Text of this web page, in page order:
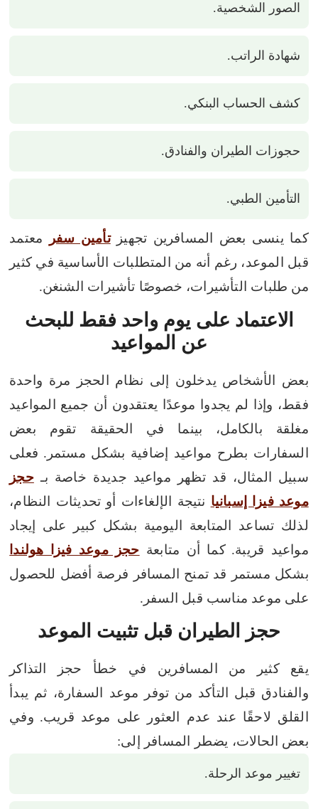
الصور الشخصية.
شهادة الراتب.
كشف الحساب البنكي.
حجوزات الطيران والفنادق.
التأمين الطبي.
كما ينسى بعض المسافرين تجهيزتأمين سفر
معتمد
قبل الموعد، رغم أنه من المتطلبات الأساسية في كثير
من طلبات التأشيرات، خصوصًا تأشيرات الشنغن.
الاعتماد على يوم واحد فقط للبحث
عن المواعيد
بعض الأشخاص يدخلون إلى نظام الحجز مرة واحدة
فقط، وإذا لم يجدوا موعدًا يعتقدون أن جميع المواعيد
مغلقة بالكامل، بينما في الحقيقة تقوم بعض
السفارات بطرح مواعيد إضافية بشكل مستمر. فعلى
سبيل المثال، قد تظهر مواعيد جديدة خاصة بـحجز
موعد فيزا إسبانيا نتيجة الإلغاءات أو تحديثات النظام،
لذلك تساعد المتابعة اليومية بشكل كبير على إيجاد
مواعيد قريبة. كما أن متابعة حجز موعد فيزا هولندا
بشكل مستمر قد تمنح المسافر فرصة أفضل للحصول
على موعد مناسب قبل السفر.
حجز الطيران قبل تثبيت الموعد
يقع كثير من المسافرين في خطأ حجز التذاكر
والفنادق قبل التأكد من توفر موعد السفارة، ثم يبدأ
القلق لاحقًا عند عدم العثور على موعد قريب. وفي
بعض الحالات، يضطر المسافر إلى:
تغيير موعد الرحلة.